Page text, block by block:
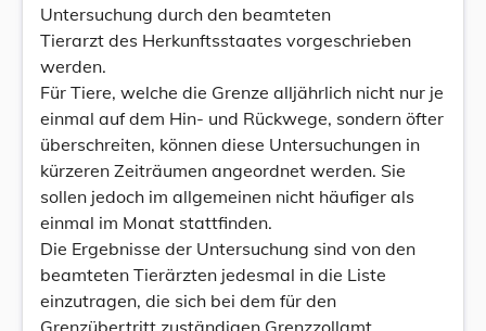
Untersuchung durch den beamteten
Tierarzt des Herkunftsstaates vorgeschrieben
werden.
Für Tiere, welche die Grenze alljährlich nicht nur je
einmal auf dem Hin- und Rückwege, sondern öfter
überschreiten, können diese Untersuchungen in
kürzeren Zeiträumen angeordnet werden. Sie
sollen jedoch im allgemeinen nicht häufiger als
einmal im Monat stattfinden.
Die Ergebnisse der Untersuchung sind von den
beamteten Tierärzten jedesmal in die Liste
einzutragen, die sich bei dem für den
Grenzübertritt zuständigen Grenzzollamt